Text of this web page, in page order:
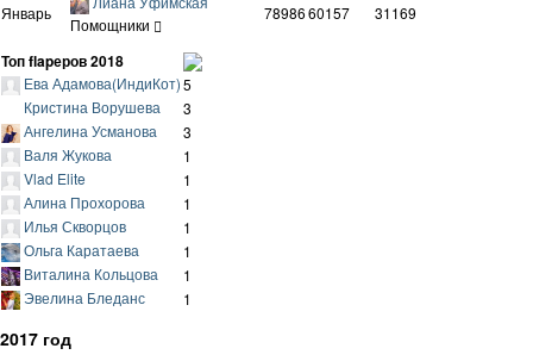
Январь
Помощники
7898660157 31169
Топ flapеров 2018
Ева Адамова(ИндиКот)5
Кристина Ворушева
3
Ангелина Усманова
3
Валя Жукова
1
Vlad Elite
1
Алина Прохорова
1
Илья Скворцов
1
Ольга Каратаева
1
Виталина Кольцова
1
Эвелина Бледанс
1
2017 год